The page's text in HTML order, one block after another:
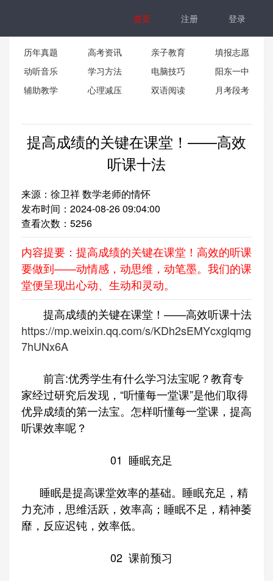
首页 注册 登录
历年真题 高考资讯 亲子教育
填报志愿
动听音乐
学习方法 电脑技巧
阳东一中
辅助教学
心理减压 双语阅读 月考段考
提高成绩的关键在课堂！——高效
听课十法
来源：徐卫祥 数学老师的情怀
发布时间：2024-08-26 09:04:00
查看次数： 5256
内容提要：提高成绩的关键在课堂！高效的听课
要做到——动情感，动思维，动笔墨。我们的课
堂便呈现出心动、生动和灵动。
提高成绩的关键在课堂！——高效听课十法
https://mp.weixin.qq.com/s/KDh2sEMYcxglqmg
7hUNx6A
前言:优秀学生有什么学习法宝呢？教育专
家经过研究后发现，“听懂每一堂课”是他们取得
优异成绩的第一法宝。怎样听懂每一堂课，提高
听课效率呢？
01 睡眠充足
睡眠是提高课堂效率的基础。睡眠充足，‌精
力充沛，思维活跃，效率高；睡眠不足，精神萎
靡，反应迟钝，效率低。‌
02 课前预习